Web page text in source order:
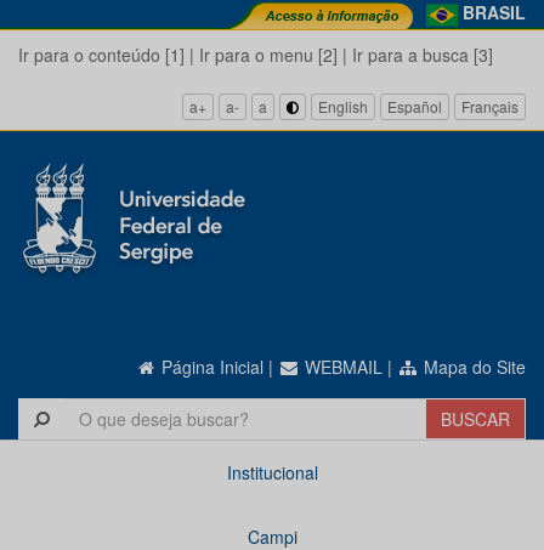
BRASIL
Ir para o conteúdo [1] | Ir para o menu [2] | Ir para a busca [3]
a+ a- a English Español Français
Página Inicial | WEBMAIL | Mapa do Site
Institucional
Campi